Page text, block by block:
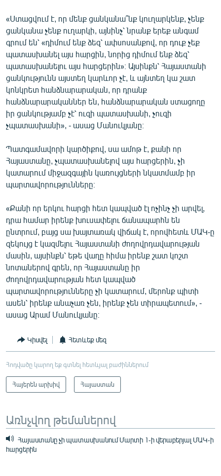
«Ստացվում է, որ մենք ցանկանա՞նք կուղարկենք, չենք
ցանկանա չենք ուղարկի, այնինչ՝ նրանք երեք անգամ
գրում են՝ «դիմում ենք ձեզ՝ ափսոսանքով, որ դուք չեք
պատասխանել այս հարցին, նորից դիմում ենք ձեզ՝
պատասխանելու այս հարցերին»։ Այսինքն՝ Հայաստանի
ցանկությունն այստեղ կարևոր չէ, և այնտեղ կա շատ
կոնկրետ հանձնարարական, որ դրանք
հանձնարարականներ են, հանձնարարական ստացողը
իր ցանկությամբ չէ՝ ուզի պատասխանի, չուզի
չպատասխանի», - ասաց Մանուկյանը։
Պատգամավորի կարծիքով, սա ամոթ է, քանի որ
Հայաստանը, չպատասխանելով այս հարցերին, չի
կատարում միջազգային կառույցների նկատմամբ իր
պարտավորությունները։
«Քանի որ երկու հարցի հետ կապված էլ ոչինչ չի արվել,
դրա համար իրենք խուսափելու ճանապարհն են
ընտրում, բայց սա խայտառակ վիճակ է, որովհետև ՄԱԿ-ը
զեկույց է կազմելու Հայաստանի ժողովրդավարության
մասին, այսինքն՝ եթե վաղը հիմա իրենք շատ կոշտ
նոտաներով գրեն, որ Հայաստանը իր
ժողովրդավարության հետ կապված
պարտավորությունները չի կատարում, մերոնք պիտի
ասեն՝ իրենք անաչառ չեն, իրենք չեն տիրապետում», -
ասաց Արամ Մանուկյանը։
Կիսվել Հետևեք մեզ
Հոդվածը կարող եք գտնել հետևյալ բաժիններում
Հայերեն արխիվ Հայաստան
Առնչվող թեմաներով
Հայաստանը չի պատասխանում Մարտի 1-ի վերաբերյալ ՄԱԿ-ի
հարցերին